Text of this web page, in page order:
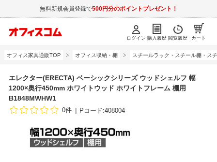
無料新規会員登録で500円分のポイントプレゼント！
ログイン 購入履歴 閲覧履歴 カート
オフィス家具通販TOP オフィス収納・棚 スチールラック・スチール棚・ス
エレクター(ERECTA) ベーシックシリーズ ウッドシェルフ 幅
1200×奥行450mm ホワイトウッド ホワイトフレーム 棚用
B1848MWHW1
0件 Pコード:408004